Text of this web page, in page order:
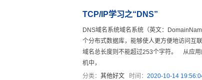
TCP/IP学习之“DNS”
DNS域名系统域名系统（英文：
个分布式数据库，能够使人更方便地访问互
域名总长度则不能超过253个字符。 从应用
机中，
分类： 其他好文时间： 2020-10-14